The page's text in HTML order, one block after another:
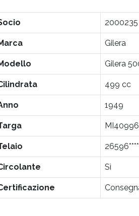
2000235
Gilera
Gilera
499 cc
1949
Sì